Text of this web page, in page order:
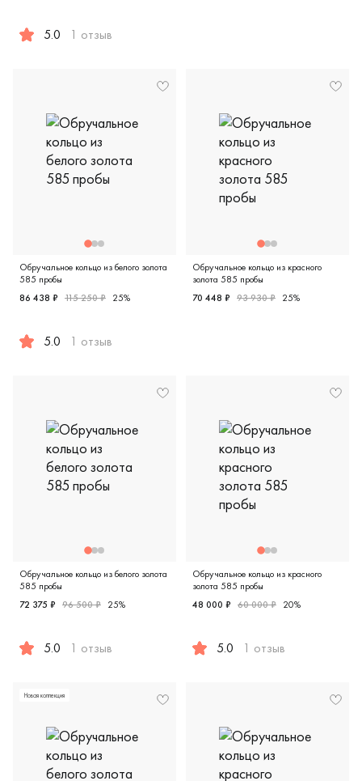
5.0 1 отзыв
Обручальное кольцо из белого золота
585 пробы
86 438 ₽ 115 250 ₽ 25%
5.0 1 отзыв
Обручальное кольцо из красного
золота 585 пробы
70 448 ₽ 93 930 ₽ 25%
Обручальное кольцо из белого золота
585 пробы
72 375 ₽ 96 500 ₽ 25%
5.0 1 отзыв
Обручальное кольцо из красного
золота 585 пробы
48 000 ₽ 60 000 ₽ 20%
5.0 1 отзыв
Новая коллекция